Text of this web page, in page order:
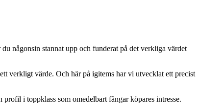
någonsin stannat upp och funderat på det verkliga värdet
verkligt värde. Och här på igitems har vi utvecklat ett precist
i toppklass som omedelbart fångar köpares intresse.